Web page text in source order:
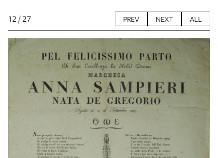
12 / 27 PREV NEXT ALL